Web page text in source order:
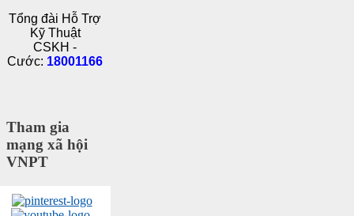
Tổng đài Hỗ Trợ
Kỹ Thuật
CSKH -
Cước: 18001166
Tham gia
mạng xã hội
VNPT